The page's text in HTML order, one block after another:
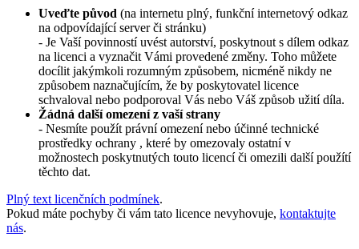
Uveďte původ (na internetu plný, funkční internetový odkaz
na odpovídající server či stránku)
- Je Vaší povinností uvést autorství, poskytnout s dílem odkaz
na licenci a vyznačit Vámi provedené změny. Toho můžete
docílit jakýmkoli rozumným způsobem, nicméně nikdy ne
způsobem naznačujícím, že by poskytovatel licence
schvaloval nebo podporoval Vás nebo Váš způsob užití díla.
Žádná další omezení z vaší strany
- Nesmíte použít právní omezení nebo účinné technické
prostředky ochrany , které by omezovaly ostatní v
možnostech poskytnutých touto licencí či omezili další použítí
těchto dat.
Plný text licenčních podmínek.
Pokud máte pochyby či vám tato licence nevyhovuje, kontaktujte
nás.